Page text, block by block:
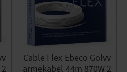
Cable Flex Ebeco Golvv
ärmekabel 44m 870W 2